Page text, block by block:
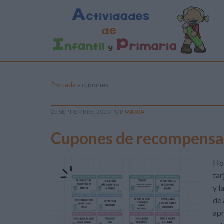
Portada » cupones
25 SEPTIEMBRE, 2025 POR MARÍA
Cupones de
y
de